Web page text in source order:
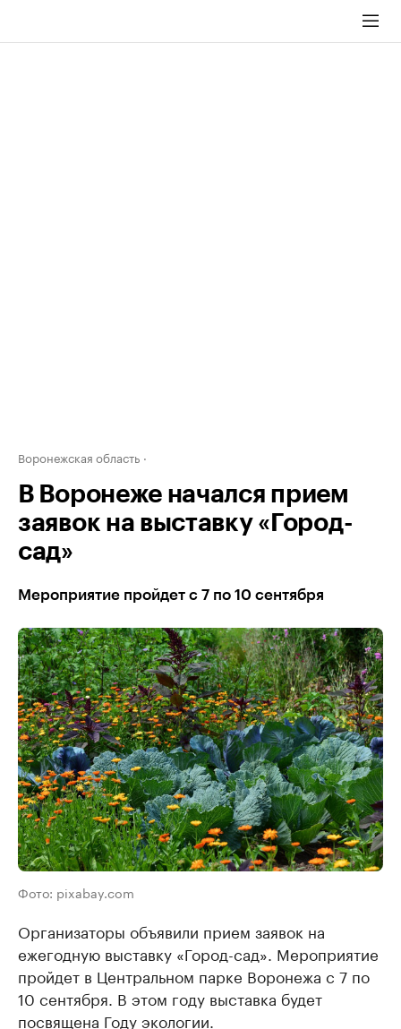
Воронежская область
В Воронеже начался прием
заявок на выставку «Город-
сад»
Мероприятие пройдет с 7 по 10 сентября
Фото: pixabay.com
Организаторы объявили прием заявок на
ежегодную выставку «Город-сад». Мероприятие
пройдет в Центральном парке Воронежа с 7 по
10 сентября. В этом году выставка будет
посвящена Году экологии.